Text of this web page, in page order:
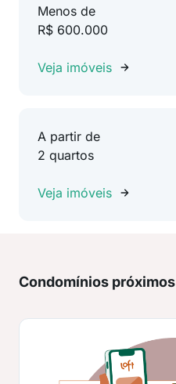
Menos de
R$ 600.000
Veja imóveis
A partir de
2 quartos
Veja imóveis
Condomínios próximos